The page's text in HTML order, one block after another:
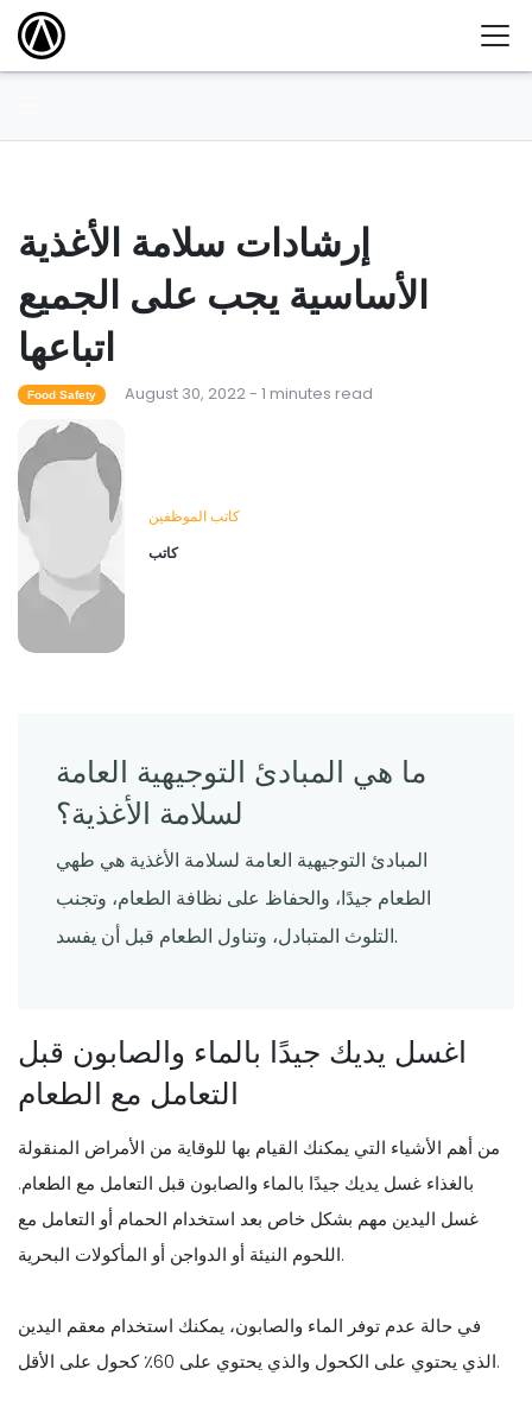
إرشادات سلامة الأغذية
الأساسية يجب على الجميع
اتباعها
Food Safety August 30, 2022 - 1 minutes read
كاتب الموظفين
كاتب
ما هي المبادئ التوجيهية العامة
لسلامة الأغذية؟
المبادئ التوجيهية العامة لسلامة الأغذية هي طهي
الطعام جيدًا، والحفاظ على نظافة الطعام، وتجنب
التلوث المتبادل، وتناول الطعام قبل أن يفسد.
اغسل يديك جيدًا بالماء والصابون قبل
التعامل مع الطعام
من أهم الأشياء التي يمكنك القيام بها للوقاية من الأمراض المنقولة
بالغذاء غسل يديك جيدًا بالماء والصابون قبل التعامل مع الطعام.
غسل اليدين مهم بشكل خاص بعد استخدام الحمام أو التعامل مع
اللحوم النيئة أو الدواجن أو المأكولات البحرية.
في حالة عدم توفر الماء والصابون، يمكنك استخدام معقم اليدين
الذي يحتوي على الكحول والذي يحتوي على 60٪ كحول على الأقل.